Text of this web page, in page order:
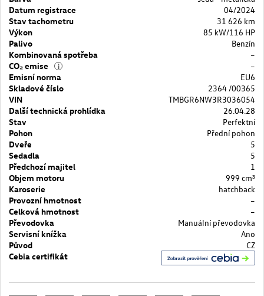
Datum registrace
04/2024
Stav tachometru
31 626 km
Výkon
85 kW/116 HP
Palivo
Benzín
Kombinovaná spotřeba
–
CO₂ emise
i
–
Emisní norma
EU6
Skladové číslo
2364 /00365
VIN
TMBGR6NW3R3036054
Další technická prohlídka
26.04.28
Stav
Perfektní
Pohon
Přední pohon
Dveře
5
Sedadla
5
Předchozí majitel
1
Objem motoru
999 cm³
Karoserie
hatchback
Provozní hmotnost
–
Celková hmotnost
–
Převodovka
Manuální převodovka
Servisní knížka
Ano
Původ
CZ
Cebia certifikát